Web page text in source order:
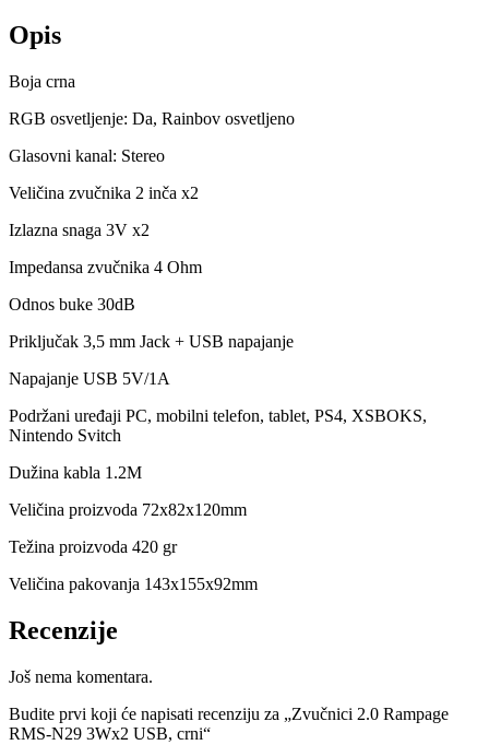
Opis
Boja crna
RGB osvetljenje: Da, Rainbov osvetljeno
Glasovni kanal: Stereo
Veličina zvučnika 2 inča x2
Izlazna snaga 3V x2
Impedansa zvučnika 4 Ohm
Odnos buke 30dB
Priključak 3,5 mm Jack + USB napajanje
Napajanje USB 5V/1A
Podržani uređaji PC, mobilni telefon, tablet, PS4, XSBOKS,
Nintendo Svitch
Dužina kabla 1.2M
Veličina proizvoda 72x82x120mm
Težina proizvoda 420 gr
Veličina pakovanja 143x155x92mm
Recenzije
Još nema komentara.
Budite prvi koji će napisati recenziju za „Zvučnici 2.0 Rampage
RMS-N29 3Wx2 USB, crni“